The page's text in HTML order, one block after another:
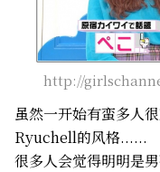
http://
虽然一开始有蛮多人
Ryuchell的风格......
很多人会觉得明明是